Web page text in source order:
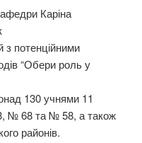
Каріна
з потенційними
“Обери роль у
130 учнями 11
№ 68 та № 58, а також
районів.